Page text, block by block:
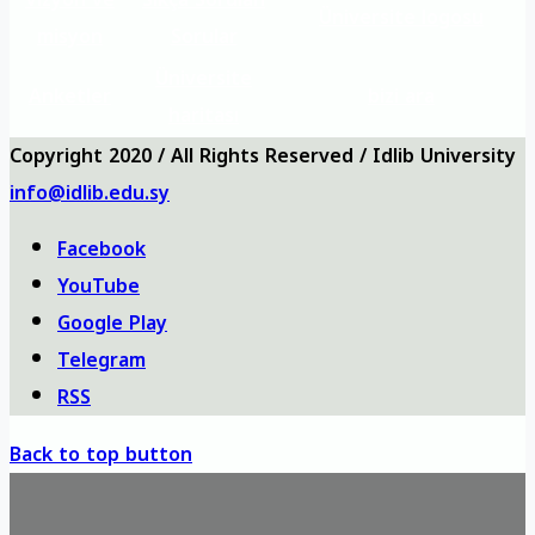
Copyright 2020 / All Rights Reserved / Idlib University
info@idlib.edu.sy
Facebook
YouTube
Google Play
Telegram
RSS
Back to top button